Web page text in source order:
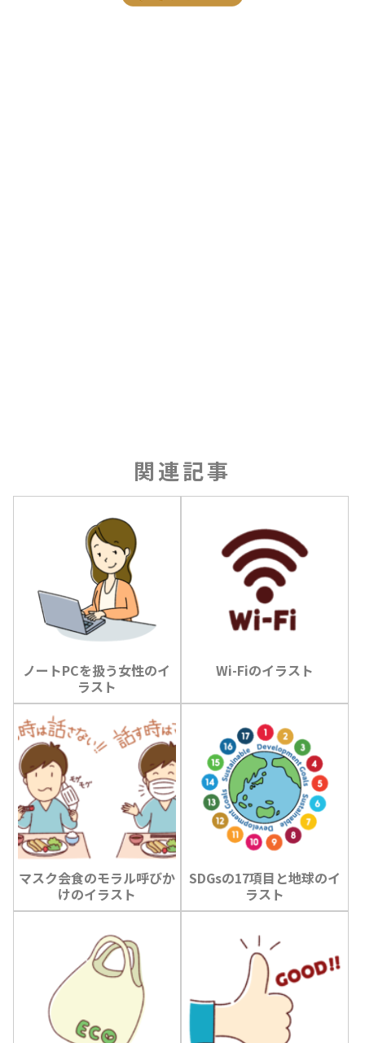
関連記事
ノートPCを扱う女性のイ
ラスト
Wi-Fiのイラスト
マスク会食のモラル呼びか
けのイラスト
SDGsの17項目と地球のイ
ラスト